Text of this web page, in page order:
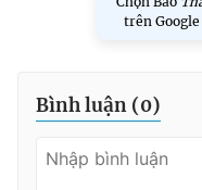
trên
Bình luận (0)